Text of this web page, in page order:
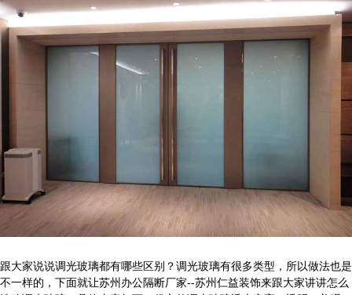
跟大家说说调光玻璃都有哪些区别？调光玻璃有很多类型，所以做法也是
不一样的，下面就让苏州办公隔断厂家--苏州仁益装饰来跟大家讲讲怎么